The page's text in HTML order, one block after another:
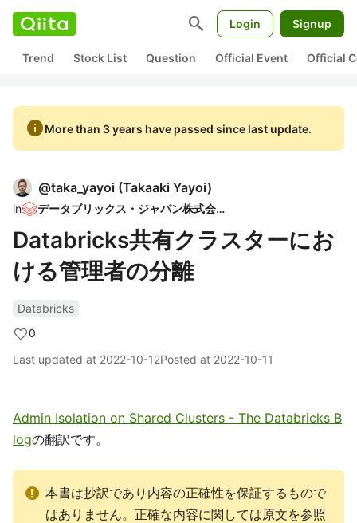
search Login Signup
Trend Stock List Question Official Event Official
infoMore than 3 years have passed since last update.
@taka_yayoi (Takaaki Yayoi)
in データブリックス・ジャパン株式会社
Databricks共有クラスターにお
ける管理者の分離
Databricks
0
Last updated at 2022-10-12Posted at 2022-10-11
Admin Isolation on Shared Clusters - The Databricks B
logの翻訳です。
本書は抄訳であり内容の正確性を保証するもので
はありません。正確な内容に関しては原文を参照